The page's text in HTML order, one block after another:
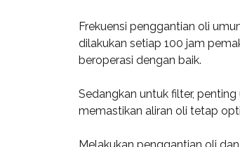
Frekuensi penggantian oli
dilakukan setiap 100 jam
beroperasi dengan baik.
Sedangkan untuk filter,
memastikan aliran oli tetap